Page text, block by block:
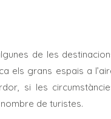
de les
els grans espais a
si les
de turistes.